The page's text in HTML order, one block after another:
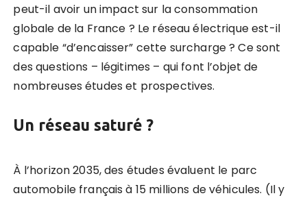
peut-il avoir un impact sur la consommation
globale de la France ? Le réseau électrique est-il
capable “d’encaisser” cette surcharge ? Ce sont
des questions – légitimes – qui font l’objet de
nombreuses études et prospectives.
Un réseau saturé ?
À l’horizon 2035, des études évaluent le parc
automobile français à 15 millions de véhicules. (Il y